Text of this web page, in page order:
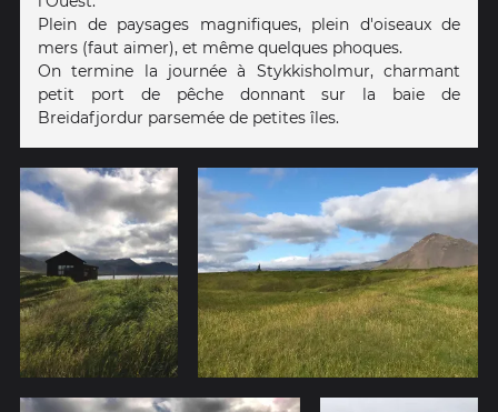
Plein de paysages magnifiques, plein d'oiseaux de
mers (faut aimer), et même quelques phoques.
On termine la journée à Stykkisholmur, charmant
petit port de pêche donnant sur la baie de
Breidafjordur parsemée de petites îles.